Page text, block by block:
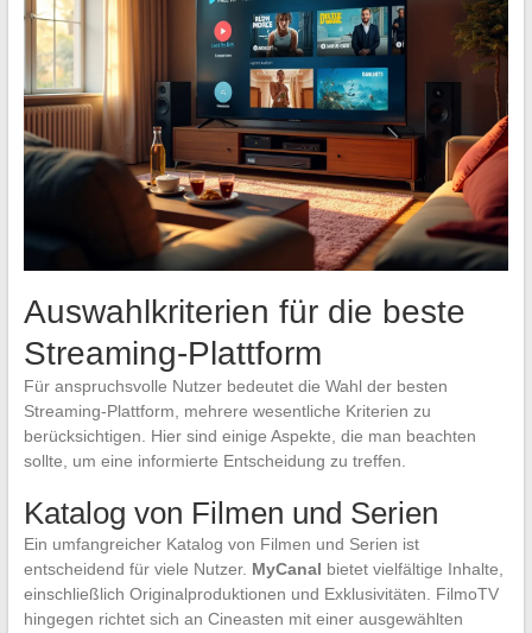
Auswahlkriterien für die beste
Streaming-Plattform
Für anspruchsvolle Nutzer bedeutet die Wahl der besten
Streaming-Plattform, mehrere wesentliche Kriterien zu
berücksichtigen. Hier sind einige Aspekte, die man beachten
sollte, um eine informierte Entscheidung zu treffen.
Katalog von Filmen und Serien
Ein umfangreicher Katalog von Filmen und Serien ist
entscheidend für viele Nutzer. MyCanal bietet vielfältige Inhalte,
einschließlich Originalproduktionen und Exklusivitäten. FilmoTV
hingegen richtet sich an Cineasten mit einer ausgewählten